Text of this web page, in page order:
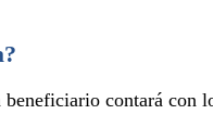
contará con